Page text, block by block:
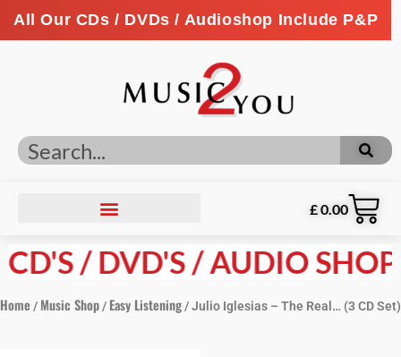
All Our CDs / DVDs / Audioshop Include P&P
£0.00
/ DVD'S / AUDIO SHOP
Home / Music Shop/ Easy Listening/ Julio Iglesias – The Real… (3 CD Set)